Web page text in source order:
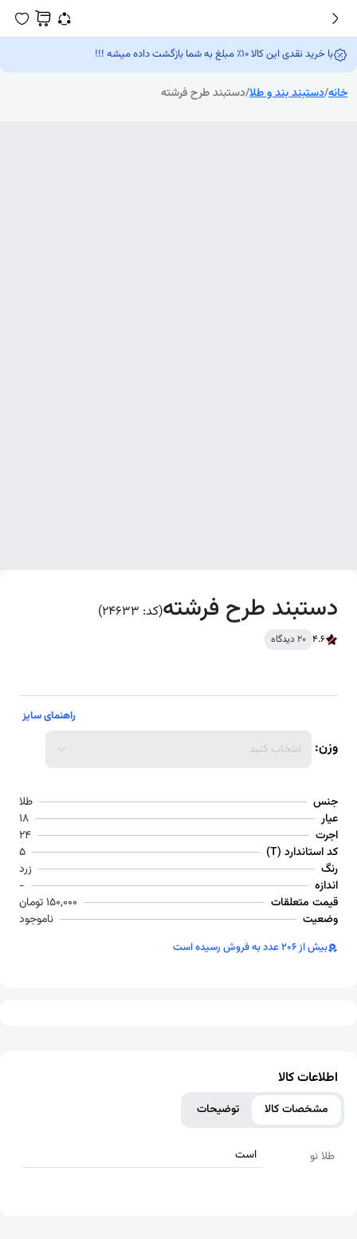
با خرید نقدی این کالا 10٪ مبلغ به شما بازگشت داده میشه !!!
خانه/دستبند بند و طلا/دستبند طرح فرشته
دستبند طرح فرشته(کد: 24633)
4.6 20 دیدگاه
راهنمای سایز
وزن: انتخاب کنید
جنس
طلا
عیار
18
اجرت
24
کد استاندارد (T)
5
رنگ
زرد
اندازه
-
قیمت متعلقات
150,000 تومان
وضعیت
ناموجود
بیش از 206 عدد به فروش رسیده است
اطلاعات کالا
مشخصات کالا توضیحات
طلا نو است